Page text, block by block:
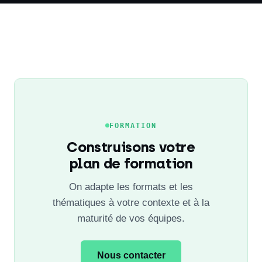
FORMATION
Construisons votre
plan de formation
On adapte les formats et les
thématiques à votre contexte et à la
maturité de vos équipes.
Nous contacter